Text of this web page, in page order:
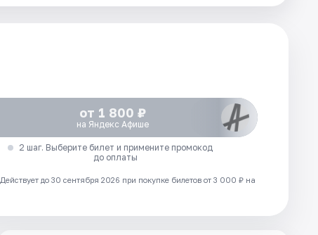
от 1 800 ₽
на Яндекс Афише
2 шаг. Выберите билет и примените промокод
до оплаты
Действует до 30 сентября 2026 при покупке билетов от 3 000 ₽ на